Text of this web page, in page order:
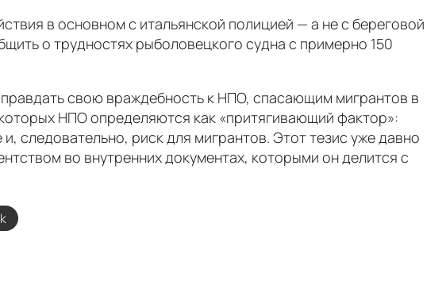
в основном с итальянской полицией — а не с береговой
о трудностях рыболовецкого судна с примерно 150
свою враждебность к НПО, спасающим мигрантов в
НПО определяются как «притягивающий фактор»:
следовательно, риск для мигрантов. Этот тезис уже давно
во внутренних документах, которыми он делится с